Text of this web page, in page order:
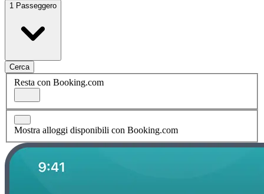
1 Passeggero
Cerca
Resta con Booking.com
Mostra alloggi disponibili con Booking.com